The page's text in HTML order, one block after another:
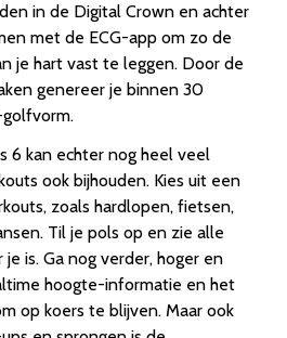
in de Digital Crown en achter
met de ECG-app om zo de
je hart vast te leggen. Door de
genereer je binnen 30
6 kan echter nog heel veel
ook bijhouden. Kies uit een
zoals hardlopen, fietsen,
Til je pols op en zie alle
is. Ga nog verder, hoger en
hoogte-informatie en het
op koers te blijven. Maar ook